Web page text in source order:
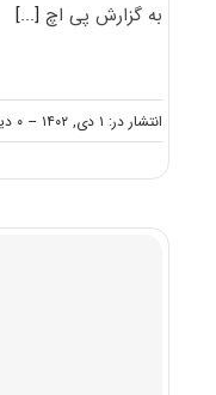
به گزارش پی اچ[...]
انتشار در: ۱ دی, ۱۴۰۲ -- ۰ دیدگاه